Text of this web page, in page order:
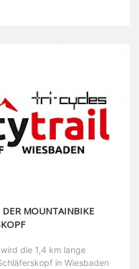
MOUNTAINBIKE
die 1,4 km lange
in Wiesbaden